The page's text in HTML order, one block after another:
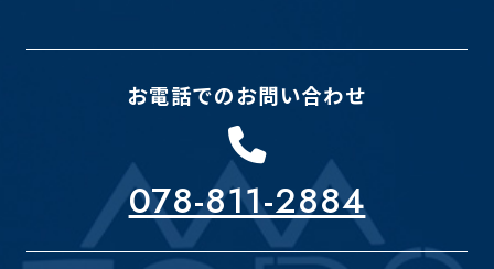
お電話でのお問い合わせ
078-811-2884